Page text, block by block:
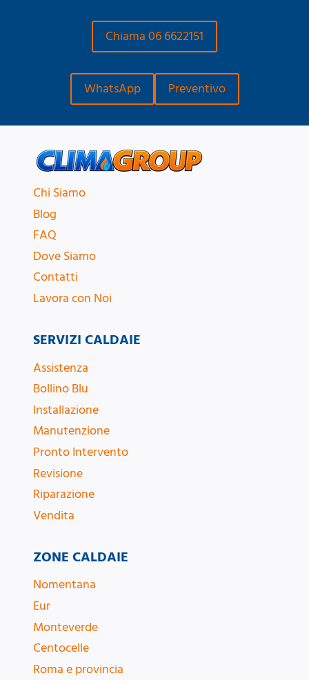
Chiama 06 6622151
WhatsApp Preventivo
Chi Siamo
Blog
FAQ
Dove Siamo
Contatti
Lavora con Noi
SERVIZI CALDAIE
Assistenza
Bollino Blu
Installazione
Manutenzione
Pronto Intervento
Revisione
Riparazione
Vendita
ZONE CALDAIE
Nomentana
Eur
Monteverde
Centocelle
Roma e provincia